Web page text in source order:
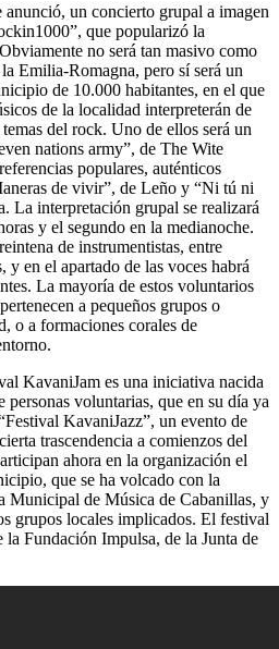
anunció, un concierto grupal a imagen
que popularizó la
no será tan masivo como
Emilia-Romagna, pero sí será un
de 10.000 habitantes, en el que
de la localidad interpreterán de
del rock. Uno de ellos será un
nations army”, de The Wite
populares, auténticos
de vivir”, de Leño y “Ni tú ni
La interpretación grupal se realizará
y el segundo en la medianoche.
de instrumentistas, entre
y en el apartado de las voces habrá
La mayoría de estos voluntarios
a pequeños grupos o
o a formaciones corales de
KavaniJam es una iniciativa nacida
voluntarias, que en su día ya
KavaniJazz”, un evento de
trascendencia a comienzos del
ahora en la organización el
que se ha volcado con la
Municipal de Música de Cabanillas, y
grupos locales implicados. El festival
Fundación Impulsa, de la Junta de